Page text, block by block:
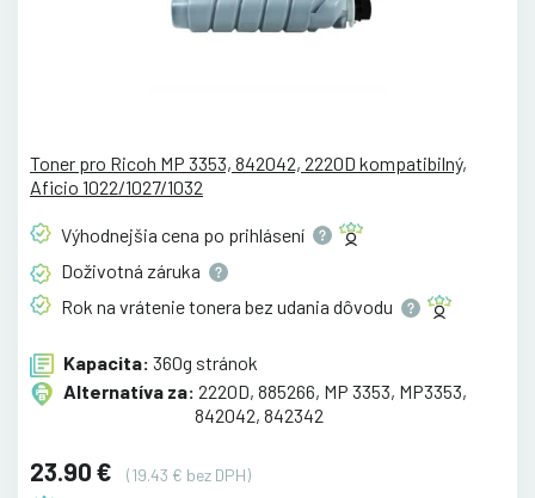
Toner pro Ricoh MP 3353, 842042, 2220D kompatibilný,
Aficio 1022/1027/1032
Výhodnejšia cena po prihlásení
Doživotná záruka
Rok na vrátenie tonera bez udania dôvodu
Kapacita: 360g stránok
Alternatíva za: 2220D, 885266, MP 3353, MP3353,
842042, 842342
23.90 €
(19.43 € bez DPH)